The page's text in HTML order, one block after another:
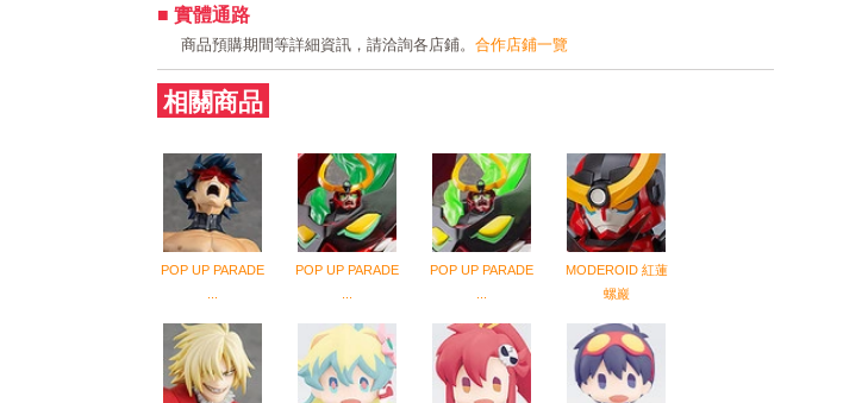
■ 實體通路
商品預購期間等詳細資訊，請洽詢各店鋪。 合作店鋪一覽
相關商品
POP UP PARADE
POP UP PARADE
POP UP PARADE
MODEROID 紅蓮
螺巖